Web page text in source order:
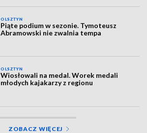
OLSZTYN
Piąte podium w sezonie. Tymoteusz
Abramowski nie zwalnia tempa
OLSZTYN
Wiosłowali na medal. Worek medali
młodych kajakarzy z regionu
ZOBACZ WIĘCEJ